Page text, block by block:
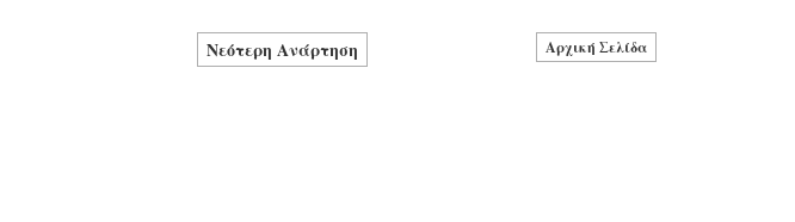
Νεότερη Ανάρτηση Αρχική Σελίδα